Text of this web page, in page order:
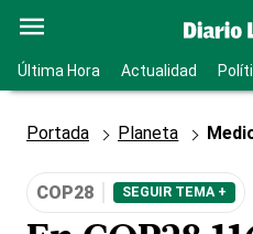
Última Hora Actualidad
Portada Planeta
COP28 SEGUIR TEMA +